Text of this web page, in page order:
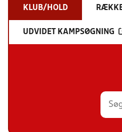
KLUB/HOLD
UDVIDET KAMPSØGNING